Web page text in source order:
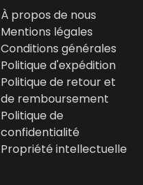
À propos de nous
Mentions légales
Conditions générales
Politique d'expédition
Politique de retour et
de remboursement
Politique de
confidentialité
Propriété intellectuelle